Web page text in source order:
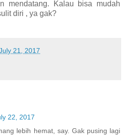
mendatang. Kalau bisa mudah
diri , ya gak?
21, 2017
22, 2017
lebih hemat, say. Gak pusing lagi